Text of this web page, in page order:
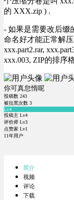
的 XXX.zip ) .
- 如果是需要改后缀
命名好才能正常解
xxx.part2.rar,
xxx.003, ZIP的排序
你可真怠惰呢
投稿数 243
被拉黑次数 3
Lv4
投稿主 Lv4
评价师 Lv3
点赞家 Lv1
11年用户
简介
视频
评论
下载